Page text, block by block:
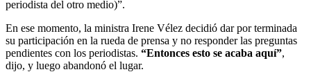
periodista del otro medio)”.
En ese momento, la ministra Irene Vélez decidió dar por terminada
su participación en la rueda de prensa y no responder las preguntas
pendientes con los periodistas. “Entonces esto se acaba aquí”,
dijo, y luego abandonó el lugar.